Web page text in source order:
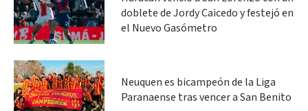
doblete de Jordy Caicedo y festejó en
el Nuevo Gasómetro
Neuquen es bicampeón de la Liga
Paranaense tras vencer a San Benito